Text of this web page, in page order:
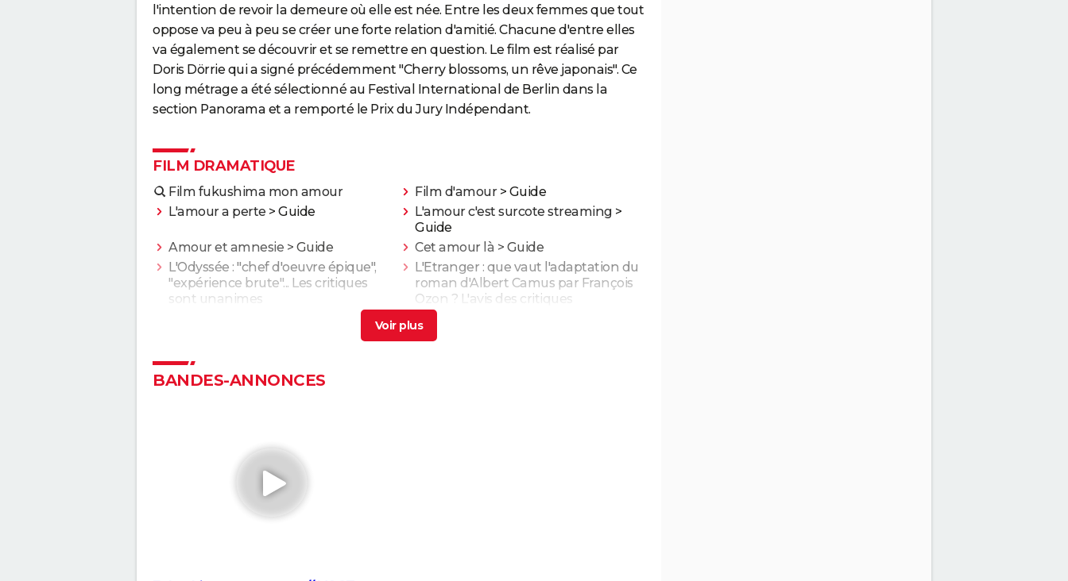
l'intention de revoir la demeure où elle est née. Entre les deux femmes que tout
oppose va peu à peu se créer une forte relation d'amitié. Chacune d'entre elles
va également se découvrir et se remettre en question. Le film est réalisé par
Doris Dörrie qui a signé précédemment "Cherry blossoms, un rêve japonais". Ce
long métrage a été sélectionné au Festival International de Berlin dans la
section Panorama et a remporté le Prix du Jury Indépendant.
FILM DRAMATIQUE
Film fukushima mon amour Film d'amour> Guide
L'amour a perte > Guide L'amour c'est surcote streaming >
Guide
Amour et amnesie > Guide Cet amour là > Guide
L'Odyssée : "chef d'oeuvre épique",
"expérience brute"... Les critiques
sont unanimes
L'Etranger : que vaut l'adaptation du
roman d'Albert Camus par François
Ozon ? L'avis des critiques
Anatomie d'une chute : Sandra a-t-
Les Evadés : synopsis, histoire vraie,
casting, streaming, avis...
Voyage au bout de l'enfer
"Sexy", "navrant"... "Babygirl", thriller
érotique porté par Nicole Kidman,
BANDES-ANNONCES